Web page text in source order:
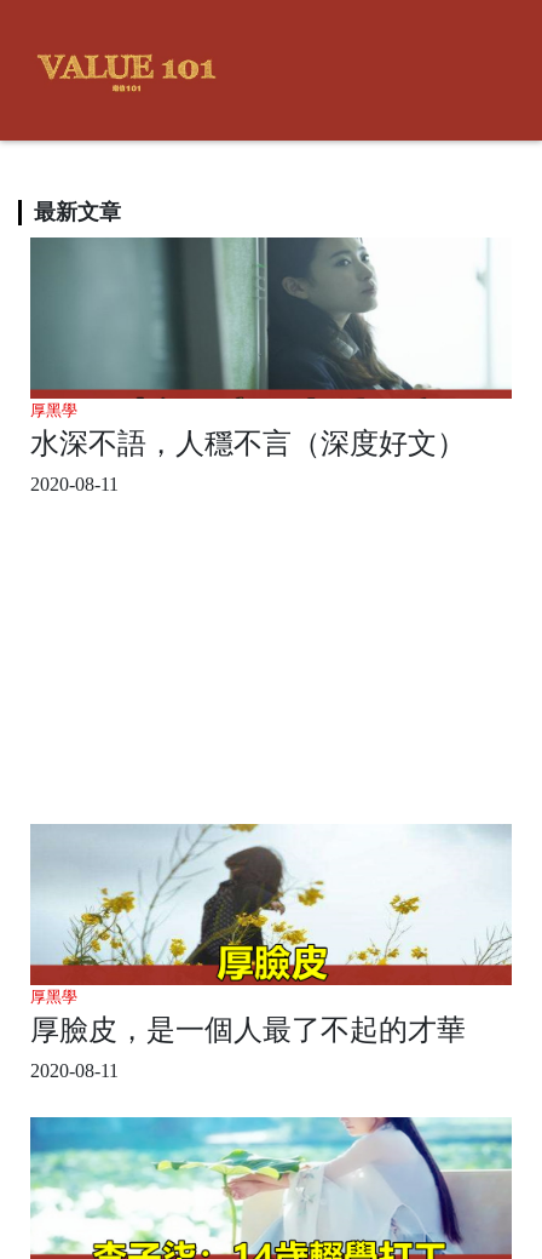
最新文章
厚黑學
水深不語，人穩不言（深度好文）
2020-08-11
厚黑學
厚臉皮，是一個人最了不起的才華
2020-08-11